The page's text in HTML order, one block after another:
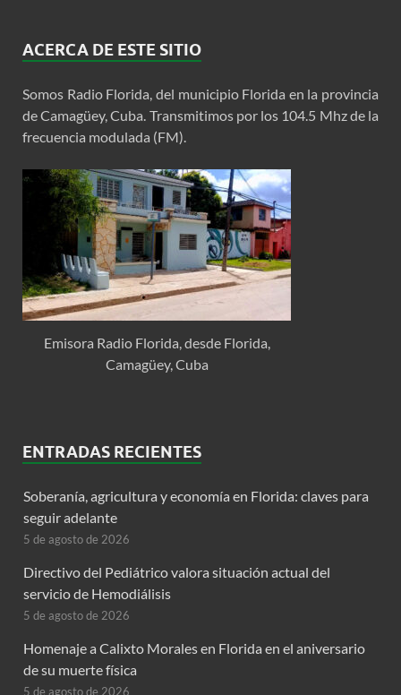
ACERCA DE ESTE SITIO
Somos Radio Florida, del municipio Florida en la provincia
de Camagüey, Cuba. Transmitimos por los 104.5 Mhz de la
frecuencia modulada (FM).
Emisora Radio Florida, desde Florida,
Camagüey, Cuba
ENTRADAS RECIENTES
Soberanía, agricultura y economía en Florida: claves para
seguir adelante
5 de agosto de 2026
Directivo del Pediátrico valora situación actual del
servicio de Hemodiálisis
5 de agosto de 2026
Homenaje a Calixto Morales en Florida en el aniversario
de su muerte física
5 de agosto de 2026